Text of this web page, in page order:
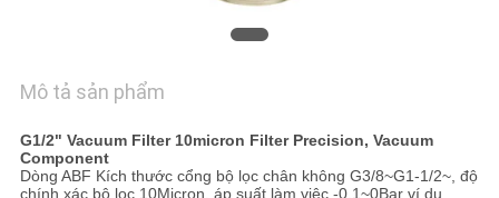
GIÁ
VR
Mô tả sản phẩm
G1/2" Vacuum Filter 10micron Filter Precision, Vacuum
Component
Dòng ABF Kích thước cổng bộ lọc chân không G3/8~G1-1/2~, độ
chính xác bộ lọc 10Micron, áp suất làm việc -0.1~0Bar ví dụ